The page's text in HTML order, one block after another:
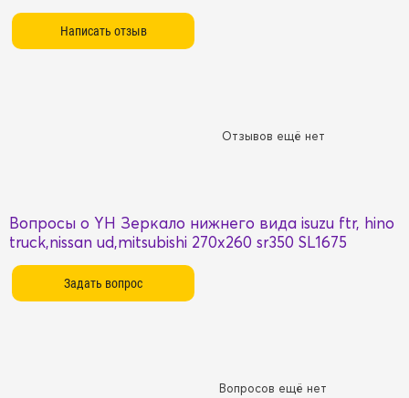
Отзывов ещё нет
Вопросы о YH Зеркало нижнего вида isuzu ftr, hino
truck,nissan ud,mitsubishi 270x260 sr350 SL1675
Вопросов ещё нет